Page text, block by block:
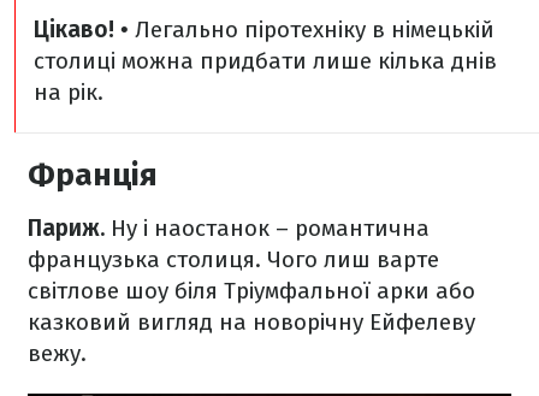
Цікаво! • Легально піротехніку в німецькій
столиці можна придбати лише кілька днів
на рік.
Франція
Париж. Ну і наостанок – романтична
французька столиця. Чого лиш варте
світлове шоу біля Тріумфальної арки або
казковий вигляд на новорічну Ейфелеву
вежу.